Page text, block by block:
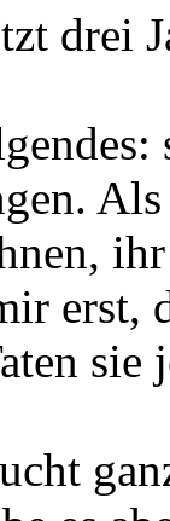
drei
erst,